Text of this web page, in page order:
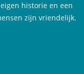
historie en een
zijn vriendelijk.